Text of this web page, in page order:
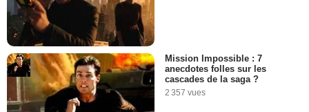
Mission Impossible : 7
anecdotes folles sur les
cascades de la saga ?
2 357 vues